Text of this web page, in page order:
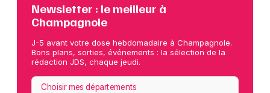
Newsletter : le meilleur à
Champagnole
J-5 avant votre dose hebdomadaire à Champagnole.
Bons plans, sorties, événements : la sélection de la
rédaction JDS, chaque jeudi.
Choisir mes départements